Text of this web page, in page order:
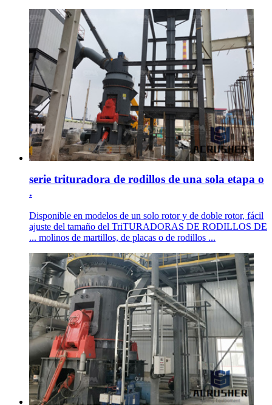
serie trituradora de rodillos de una sola etapa o
.
Disponible en modelos de un solo rotor y de doble rotor, fácil
ajuste del tamaño del TriTURADORAS DE RODILLOS DE
... molinos de martillos, de placas o de rodillos ...